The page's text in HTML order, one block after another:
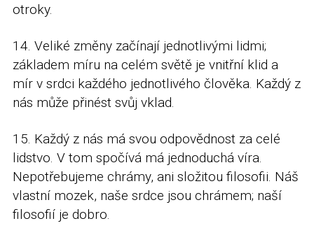
otroky.
14. Veliké změny začínají jednotlivými lidmi;
základem míru na celém světě je vnitřní klid a
mír v srdci každého jednotlivého člověka. Každý z
nás může přinést svůj vklad.
15. Každý z nás má svou odpovědnost za celé
lidstvo. V tom spočívá má jednoduchá víra.
Nepotřebujeme chrámy, ani složitou filosofii. Náš
vlastní mozek, naše srdce jsou chrámem; naší
filosofií je dobro.